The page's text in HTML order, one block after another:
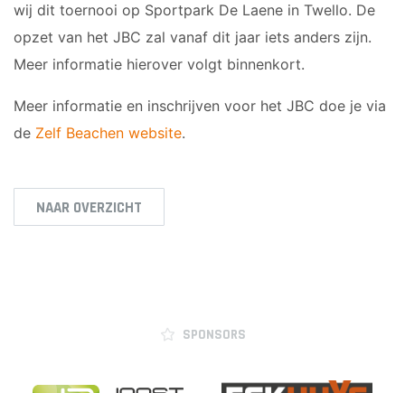
wij dit toernooi op Sportpark De Laene in Twello. De
opzet van het JBC zal vanaf dit jaar iets anders zijn.
Meer informatie hierover volgt binnenkort.
Meer informatie en inschrijven voor het JBC doe je via
de Zelf Beachen website.
NAAR OVERZICHT
SPONSORS